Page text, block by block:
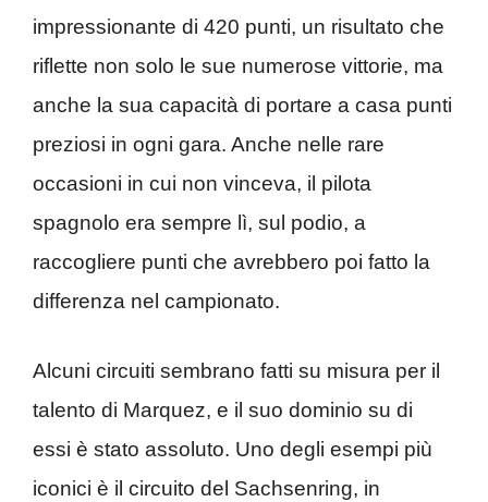
impressionante di 420 punti, un risultato che
riflette non solo le sue numerose vittorie, ma
anche la sua capacità di portare a casa punti
preziosi in ogni gara. Anche nelle rare
occasioni in cui non vinceva, il pilota
spagnolo era sempre lì, sul podio, a
raccogliere punti che avrebbero poi fatto la
differenza nel campionato.
Alcuni circuiti sembrano fatti su misura per il
talento di Marquez, e il suo dominio su di
essi è stato assoluto. Uno degli esempi più
iconici è il circuito del Sachsenring, in